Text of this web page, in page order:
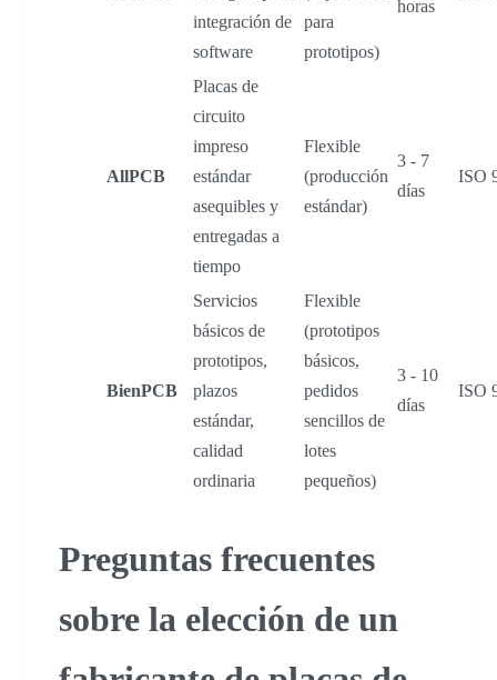
integración de
software
para
prototipos)
horas
AllPCB
Placas de
circuito
impreso
estándar
asequibles y
entregadas a
tiempo
Flexible
(producción
estándar)
3 - 7
días
ISO
BienPCB
Servicios
básicos de
prototipos,
plazos
estándar,
calidad
ordinaria
Flexible
(prototipos
básicos,
pedidos
sencillos de
lotes
pequeños)
3 - 10
días
ISO
Preguntas frecuentes
sobre la elección de un